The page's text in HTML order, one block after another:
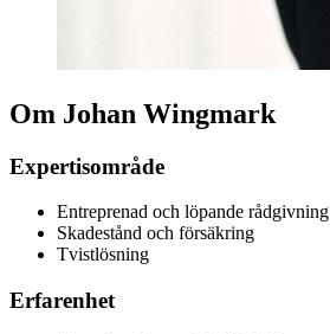
Om Johan Wingmark
Expertisområde
Entreprenad och löpande rådgivning
Skadestånd och försäkring
Tvistlösning
Erfarenhet